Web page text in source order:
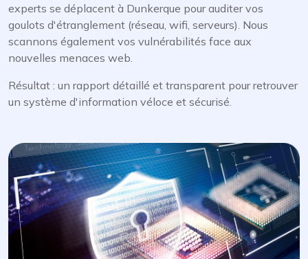
experts se déplacent à Dunkerque pour auditer vos
goulots d'étranglement (réseau, wifi, serveurs). Nous
scannons également vos vulnérabilités face aux
nouvelles menaces web.
Résultat : un rapport détaillé et transparent pour retrouver
un système d'information véloce et sécurisé.